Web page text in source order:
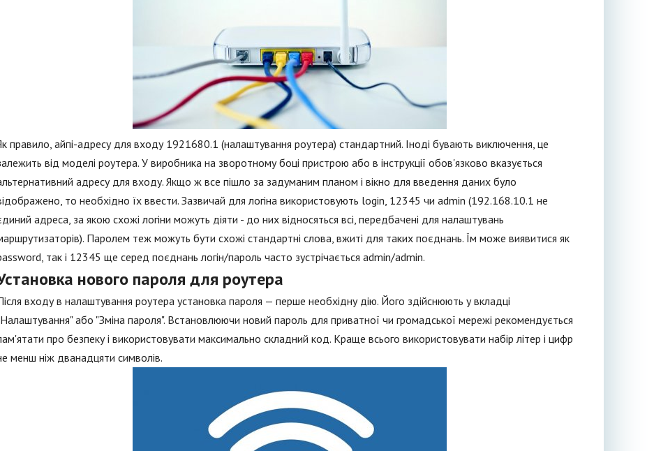
правило, айпі-адресу для входу 1921680.1 (налаштування роутера) стандартний. Іноді бувають виключення, це
від моделі роутера. У виробника на зворотному боці пристрою або в інструкції обов'язково вказується
адресу для входу. Якщо ж все пішло за задуманим планом і вікно для введення даних було
то необхідно їх ввести. Зазвичай для логіна використовують login, 12345 чи admin (192.168.10.1 не
адреса, за якою схожі логіни можуть діяти - до них відносяться всі, передбачені для налаштувань
Паролем теж можуть бути схожі стандартні слова, вжиті для таких поєднань. Їм може виявитися як
так і 12345 ще серед поєднань логін/пароль часто зустрічається admin/admin.
нового пароля для роутера
входу в налаштування роутера установка пароля — перше необхідну дію. Його здійснюють у вкладці
або "Зміна пароля". Встановлюючи новий пароль для приватної чи громадської мережі рекомендується
про безпеку і використовувати максимально складний код. Краще всього використовувати набір літер і цифр
менш ніж дванадцяти символів.